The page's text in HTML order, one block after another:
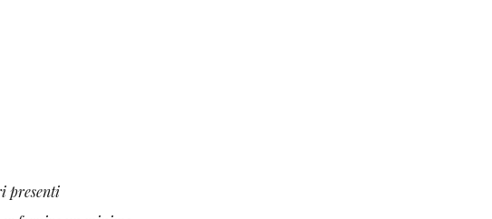
presenti